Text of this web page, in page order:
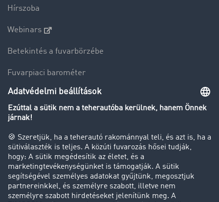
Hírszoba
Webinars
Betekintés a fuvarbörzébe
Fuvarpiaci barométer
Transzportlexikon
Tehergépkocsi-forgalomkorlátozás
Cég
Sikertörténetek
Ügyfél hoz ügyfelet